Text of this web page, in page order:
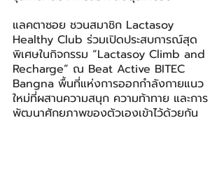
แลคตาซอย ชวนสมาชิก Lactasoy
Healthy Club ร่วมเปิดประสบการณ์สุด
พิเศษในกิจกรรม “Lactasoy Climb and
Recharge” ณ Beat Active BITEC
Bangna พื้นที่แห่งการออกกำลังกายแนว
ใหม่ที่ผสานความสนุก ความท้าทาย และการ
พัฒนาศักยภาพของตัวเองเข้าไว้ด้วยกัน